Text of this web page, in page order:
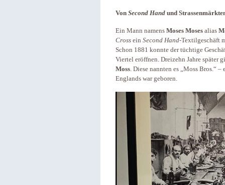
Von Second Hand und
Ein Mann namens Moses Moses alias
Cross ein Second Hand-Textilgeschäft
Schon 1881 konnte der tüchtige
Viertel eröffnen. Dreizehn Jahre später
Moss. Diese nannten es „Moss Bros.“
Englands war geboren.